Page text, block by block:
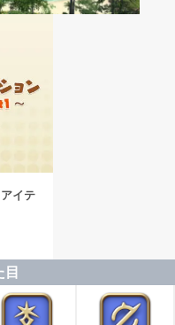
イテ